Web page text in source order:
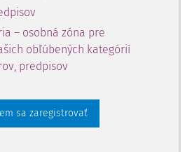
– osobná zóna pre
obľúbených kategórií
predpisov
sa zaregistrovať